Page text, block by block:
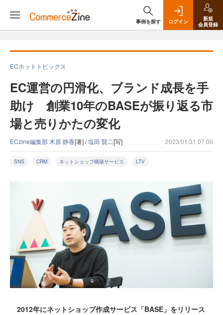
事例を探す ログイン
新規
会員登録
ECホットトピックス
EC運営の円滑化、ブランド成長を手
助け 創業10年のBASEが振り返る市
場と売りかたの変化
ECzine編集部 木原 静香[著] /塩田 賢二[写] 2023/01/31 07:00
SNS CRM ネットショップ構築サービス LTV
2012年にネットショップ作成サービス「BASE」をリリース